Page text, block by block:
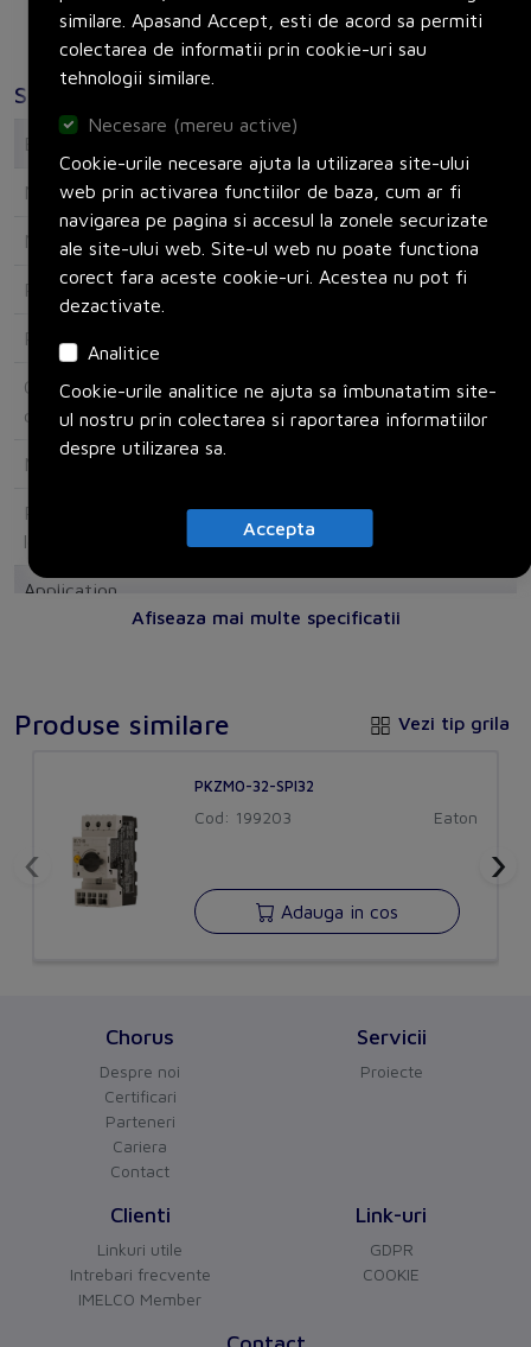
Specificatii
Electrical
Number of phases 3
Number of poles 3
Rated permanent current Iu 63
Rated surge voltage
Conditioned rated short-circuit
current Iq
0
Max. rated operation voltage Ue
Rated short-time withstand current
lcw
0
Application
conductor
Measurements
Module width 45
0
Width in number of modular spacings 12.5
Can be cut to size
Type of electric connection Fork
Afiseaza mai multe specificatii
Vezi tip grila
Produse similare
PKZM0-32-SPI32
Cod: 199203 Eaton
Adauga in cos
‹ ›
Chorus
Despre noi
Certificari
Parteneri
Cariera
Contact
Servicii
Proiecte
Clienti
Linkuri utile
Intrebari frecvente
IMELCO Member
Link-uri
GDPR
COOKIE
similare. Apasand Accept, esti de acord sa permiti
colectarea de informatii prin cookie-uri sau
tehnologii similare.
Necesare (mereu active)
Cookie-urile necesare ajuta la utilizarea site-ului
web prin activarea functiilor de baza, cum ar fi
navigarea pe pagina si accesul la zonele securizate
ale site-ului web. Site-ul web nu poate functiona
corect fara aceste cookie-uri. Acestea nu pot fi
dezactivate.
Analitice
Cookie-urile analitice ne ajuta sa îmbunatatim site-
ul nostru prin colectarea si raportarea informatiilor
despre utilizarea sa.
Accepta